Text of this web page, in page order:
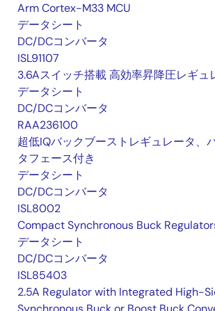
Arm Cortex-M33 MCU
データシート
DC/DCコンバータ
ISL91107
3.6Aスイッチ搭載 高効率昇降圧レギュ
データシート
DC/DCコンバータ
RAA236100
超低IQバックブーストレギュレータ、
タフェース付き
データシート
DC/DCコンバータ
ISL8002
Compact Synchronous Buck
データシート
DC/DCコンバータ
ISL85403
2.5A Regulator with Integrated High-